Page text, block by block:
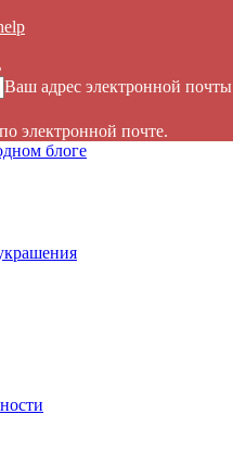
Ваш адрес электронной почты
электронной почте.
блоге